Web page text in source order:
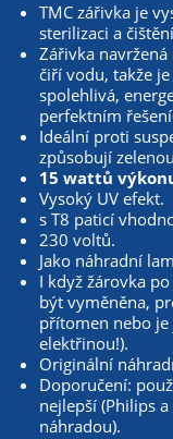
TMC zářivka je
sterilizaci a
Zářivka
čiří vodu, takže
spolehlivá,
perfektním
Ideální proti
způsobují
15 wattů
Vysoký UV efekt.
s T8 paticí
230 voltů.
Jako náhradní
I když žárovka
být vyměněna,
přítomen nebo
elektřinou!).
Originální
Doporučení:
nejlepší (Philips
náhradou).